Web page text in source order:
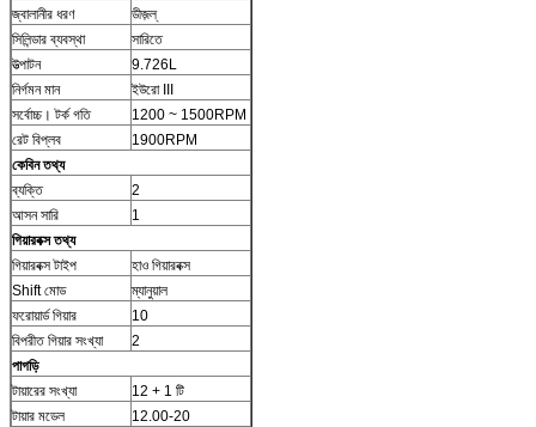
জ্বালানীর ধরণ
ডীজ়ল্
সিলিন্ডার ব্যবস্থা
সারিতে
উত্পাটন
9.726L
নির্গমন মান
ইউরো III
সর্বোচ্চ। টর্ক গতি
1200 ~ 1500RPM
রেট বিপ্লব
1900RPM
কেবিন তথ্য
ব্যক্তি
2
আসন সারি
1
গিয়ারবক্স তথ্য
গিয়ারবক্স টাইপ
হাও গিয়ারবক্স
Shift মোড
ম্যানুয়াল
ফরোয়ার্ড গিয়ার
10
বিপরীত গিয়ার সংখ্যা
2
পাগড়ি
টায়ারের সংখ্যা
12 + 1 টি
টায়ার মডেল
12.00-20